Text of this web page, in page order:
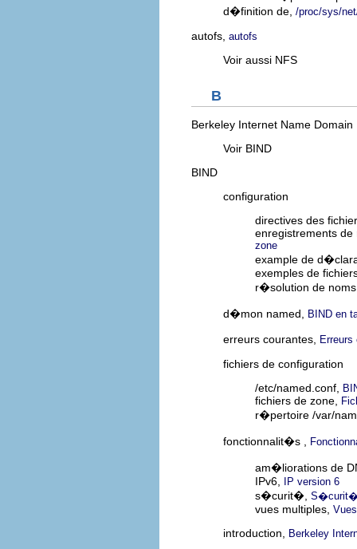
d�finition de, /proc/sys/
autofs, autofs
Voir aussi NFS
B
Berkeley Internet Name Domain
Voir BIND
BIND
configuration
directives des
enregistrements
zone
example de
exemples de
r�solution de
d�mon named, BIND en
erreurs courantes,
fichiers de configuration
/etc/named.conf,
fichiers de zone,
r�pertoire /var/
fonctionnalit�s ,
am�liorations de
IPv6, IP version 6
s�curit�,
vues multiples,
introduction, Berkeley